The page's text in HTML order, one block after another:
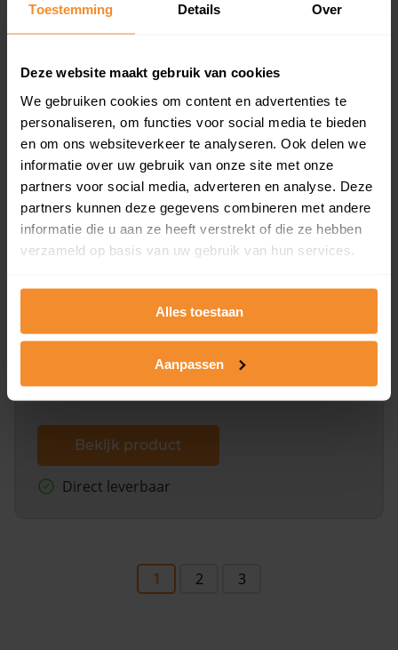
Toestemming Details Over
Deze website maakt gebruik van cookies
We gebruiken cookies om content en advertenties te
personaliseren, om functies voor social media te bieden
en om ons websiteverkeer te analyseren. Ook delen we
informatie over uw gebruik van onze site met onze
partners voor social media, adverteren en analyse. Deze
partners kunnen deze gegevens combineren met andere
informatie die u aan ze heeft verstrekt of die ze hebben
verzameld op basis van uw gebruik van hun services.
Alles toestaan
Aanpassen
en koopdatum) binnen een postcodegebied. Dit
inclusief een jaar lang gratis updates van nieuwe
Bekijk product
Direct leverbaar
Kadastrale kaart pakket
Alleen globale ligging perceel
omliggende percelen met de kadastrale erfgrenzen,
dit inclusief de luchtfoto!
Bekijk product
Direct leverbaar
1 2 3